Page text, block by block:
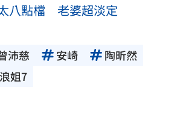
八點檔 老婆超淡定
沛慈 安崎
陶昕然
浪姐7